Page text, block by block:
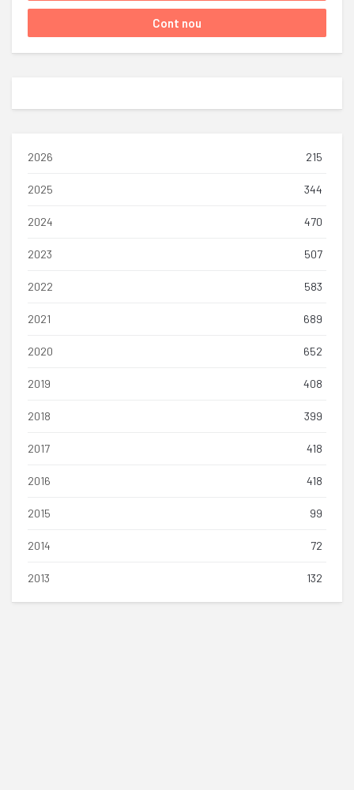
2026 215
2025 344
2024 470
2023 507
2022 583
2021 689
2020 652
2019 408
2018 399
2017 418
2016 418
2015 99
2014 72
2013 132